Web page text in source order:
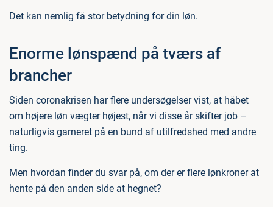
Det kan nemlig få stor betydning for din løn.
Enorme lønspænd på tværs af
brancher
Siden coronakrisen har flere undersøgelser vist, at håbet
om højere løn vægter højest, når vi disse år skifter job –
naturligvis garneret på en bund af utilfredshed med andre
ting.
Men hvordan finder du svar på, om der er flere lønkroner at
hente på den anden side at hegnet?